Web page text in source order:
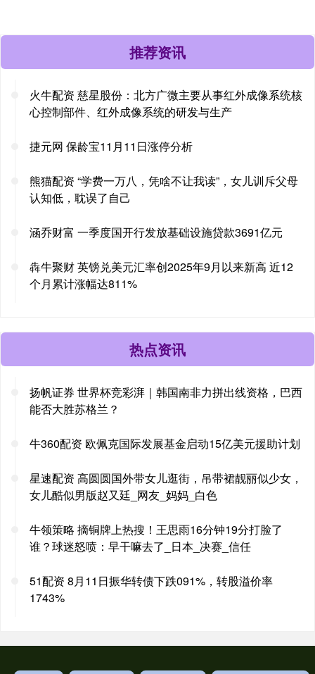
推荐资讯
火牛配资 慈星股份：北方广微主要从事红外成像系统核
心控制部件、红外成像系统的研发与生产
捷元网 保龄宝11月11日涨停分析
熊猫配资 “学费一万八，凭啥不让我读”，女儿训斥父母
认知低，耽误了自己
涵乔财富 一季度国开行发放基础设施贷款3691亿元
犇牛聚财 英镑兑美元汇率创2025年9月以来新高 近12
个月累计涨幅达811%
热点资讯
扬帆证券 世界杯竞彩湃｜韩国南非力拼出线资格，巴西
能否大胜苏格兰？
牛360配资 欧佩克国际发展基金启动15亿美元援助计划
星速配资 高圆圆国外带女儿逛街，吊带裙靓丽似少女，
女儿酷似男版赵又廷_网友_妈妈_白色
牛领策略 摘铜牌上热搜！王思雨16分钟19分打脸了
谁？球迷怒喷：早干嘛去了_日本_决赛_信任
51配资 8月11日振华转债下跌091%，转股溢价率
1743%